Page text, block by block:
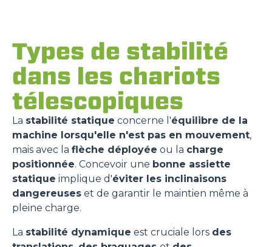
Types de stabilité
dans les chariots
télescopiques
La stabilité statique concerne l'équilibre de la
machine lorsqu'elle n'est pas en mouvement,
mais avec la flèche déployée ou la charge
positionnée. Concevoir une bonne assiette
statique implique d'éviter les inclinaisons
dangereuses et de garantir le maintien même à
pleine charge.
La stabilité dynamique est cruciale lors des